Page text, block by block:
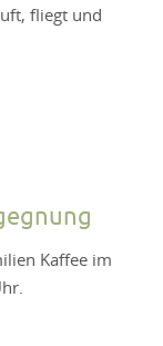
fliegt und
Kaffee im